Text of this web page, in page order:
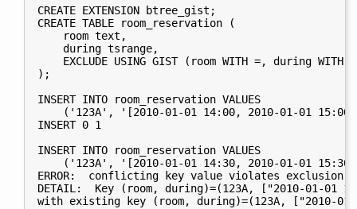
CREATE EXTENSION btree_gist;
CREATE TABLE room_reservation (
    room text,
    during tsrange,
EXCLUDE USING GIST (room WITH =, during WITH
);
INSERT INTO room_reservation VALUES
('123A', '[2010-01-01 14:00, 2010-01-01
INSERT 0 1
INSERT INTO room_reservation VALUES
('123A', '[2010-01-01 14:30, 2010-01-01
ERROR:  conflicting key value violates exclusion
DETAIL:  Key (room, during)=(123A, ["2010-01-01
with existing key (room, during)=(123A, ["2010-